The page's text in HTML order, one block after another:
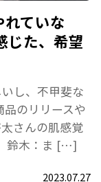
れていな
じた、希望
し、不甲斐な
品のリリースや
さんの肌感覚
鈴木：ま […]
2023.07.27